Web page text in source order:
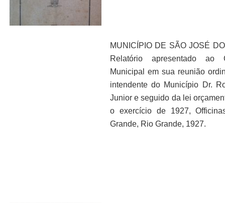
MUNICÍPIO DE SÃO JOSÉ
Relatório apresentado ao
Municipal em sua reunião
intendente do Município Dr.
Junior e seguido da lei
o exercício de 1927,
Grande, Rio Grande, 1927.